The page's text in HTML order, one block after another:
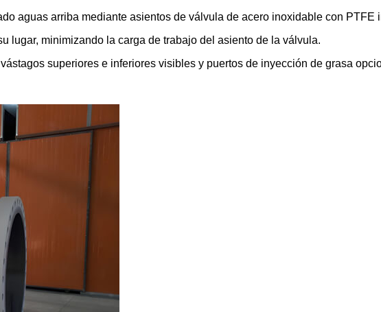
aguas arriba mediante asientos de válvula de acero inoxidable con PTFE
lugar, minimizando la carga de trabajo del asiento de la válvula.
superiores e inferiores visibles y puertos de inyección de grasa